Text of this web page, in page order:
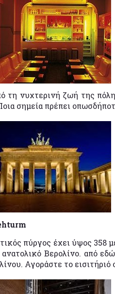
τη νυχτερινή ζωή της
σημεία πρέπει
πύργος έχει ύψος 358
Βερολίνο. από
Αγοράστε το